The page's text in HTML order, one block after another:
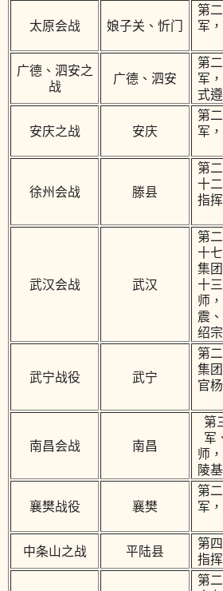
太原会战 娘子关、忻门
第
军
广德、泗安之
战
广德、泗安
第
军
式
安庆之战 安庆
第
军
徐州会战 滕县
第
十
指
武汉会战 武汉
第
十
集
十
师
震
绍
武宁战役 武宁
第
集
官
南昌会战 南昌
第
军
师
陵
襄樊战役 襄樊
第
军
中条山之战 平陆县
第
指
第